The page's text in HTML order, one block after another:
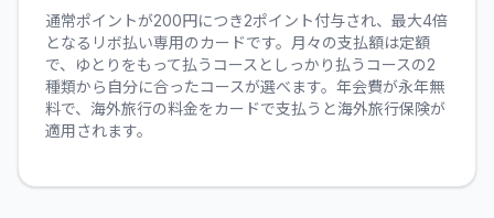
通常ポイントが200円につき2ポイント付与され、最大4倍
となるリボ払い専用のカードです。月々の支払額は定額
で、ゆとりをもって払うコースとしっかり払うコースの2
種類から自分に合ったコースが選べます。年会費が永年無
料で、海外旅行の料金をカードで支払うと海外旅行保険が
適用されます。